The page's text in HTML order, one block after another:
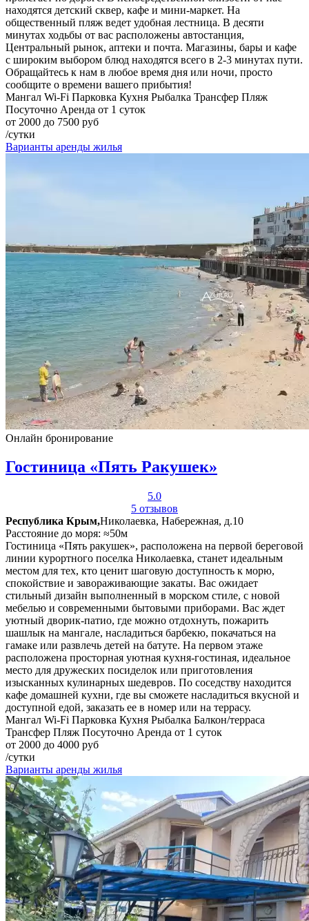
находятся детский сквер, кафе и мини-маркет. На
общественный пляж ведет удобная лестница. В десяти
минутах ходьбы от вас расположены автостанция,
Центральный рынок, аптеки и почта. Магазины, бары и кафе
с широким выбором блюд находятся всего в 2-3 минутах пути.
Обращайтесь к нам в любое время дня или ночи, просто
сообщите о времени вашего прибытия!
Мангал Wi-Fi Парковка Кухня Рыбалка Трансфер Пляж
Посуточно Аренда от 1 суток
от 2000 до 7500 руб
/сутки
Варианты аренды жилья
Онлайн бронирование
Гостиница «Пять Ракушек»
5.0
5 отзывов
Республика Крым,Николаевка, Набережная, д.10
Расстояние до моря: ≈50м
Гостиница «Пять ракушек», расположена на первой береговой
линии курортного поселка Николаевка, станет идеальным
местом для тех, кто ценит шаговую доступность к морю,
спокойствие и завораживающие закаты. Вас ожидает
стильный дизайн выполненный в морском стиле, с новой
мебелью и современными бытовыми приборами. Вас ждет
уютный дворик-патио, где можно отдохнуть, пожарить
шашлык на мангале, насладиться барбекю, покачаться на
гамаке или развлечь детей на батуте. На первом этаже
расположена просторная уютная кухня-гостиная, идеальное
место для дружеских посиделок или приготовления
изысканных кулинарных шедевров. По соседству находится
кафе домашней кухни, где вы сможете насладиться вкусной и
доступной едой, заказать ее в номер или на террасу.
Мангал Wi-Fi Парковка Кухня Рыбалка Балкон/терраса
Трансфер Пляж Посуточно Аренда от 1 суток
от 2000 до 4000 руб
/сутки
Варианты аренды жилья